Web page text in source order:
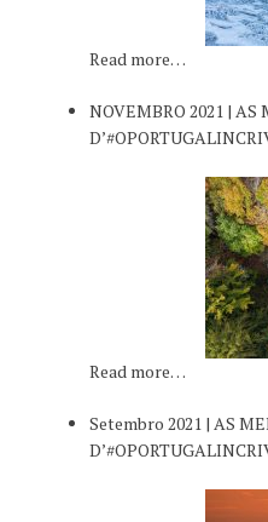
Read more…
NOVEMBRO 2021 | AS
Read more…
Setembro 2021 | AS